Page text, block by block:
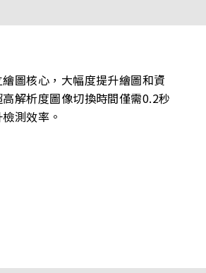
圖核心，大幅度提升繪圖和資
解析度圖像切換時間僅需0.2秒
測效率。